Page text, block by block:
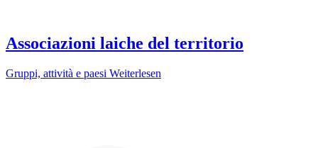
Associazioni laiche del territorio
Gruppi, attività e paesi Weiterlesen